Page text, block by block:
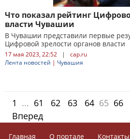
Что показал рейтинг
власти Чувашии
В Чувашии представили первые
Цифровой зрелости органов власти
17 мая 2023, 22:52 |
cap.ru
Лента новостей | Чувашия
1 ... 61 62 63 64 65 66
Вперед
Главная О портале Контакты